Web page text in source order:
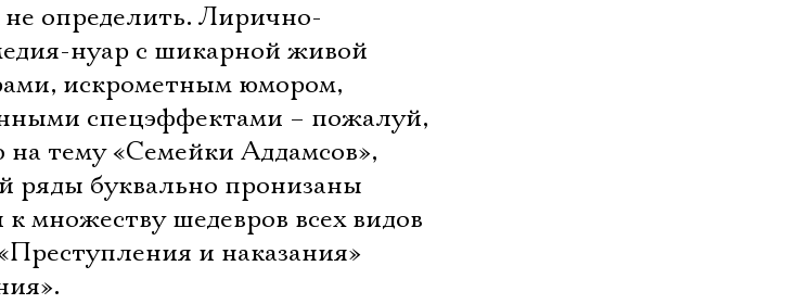
определить. Лирично-
нуар с шикарной живой
искрометным юмором,
спецэффектами – пожалуй,
тему «Семейки Аддамсов»,
ряды буквально пронизаны
множеству шедевров всех видов
и наказания»